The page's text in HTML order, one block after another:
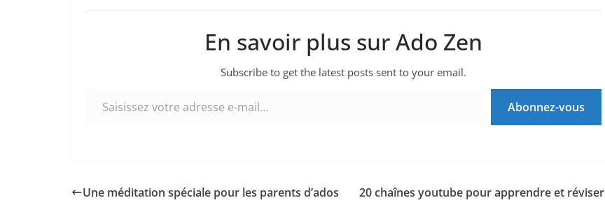
En savoir plus sur Ado Zen
Subscribe to get the latest posts sent to your email.
Abonnez-vous
Une méditation spéciale pour les parents d’ados
20 chaînes youtube pour apprendre et réviser